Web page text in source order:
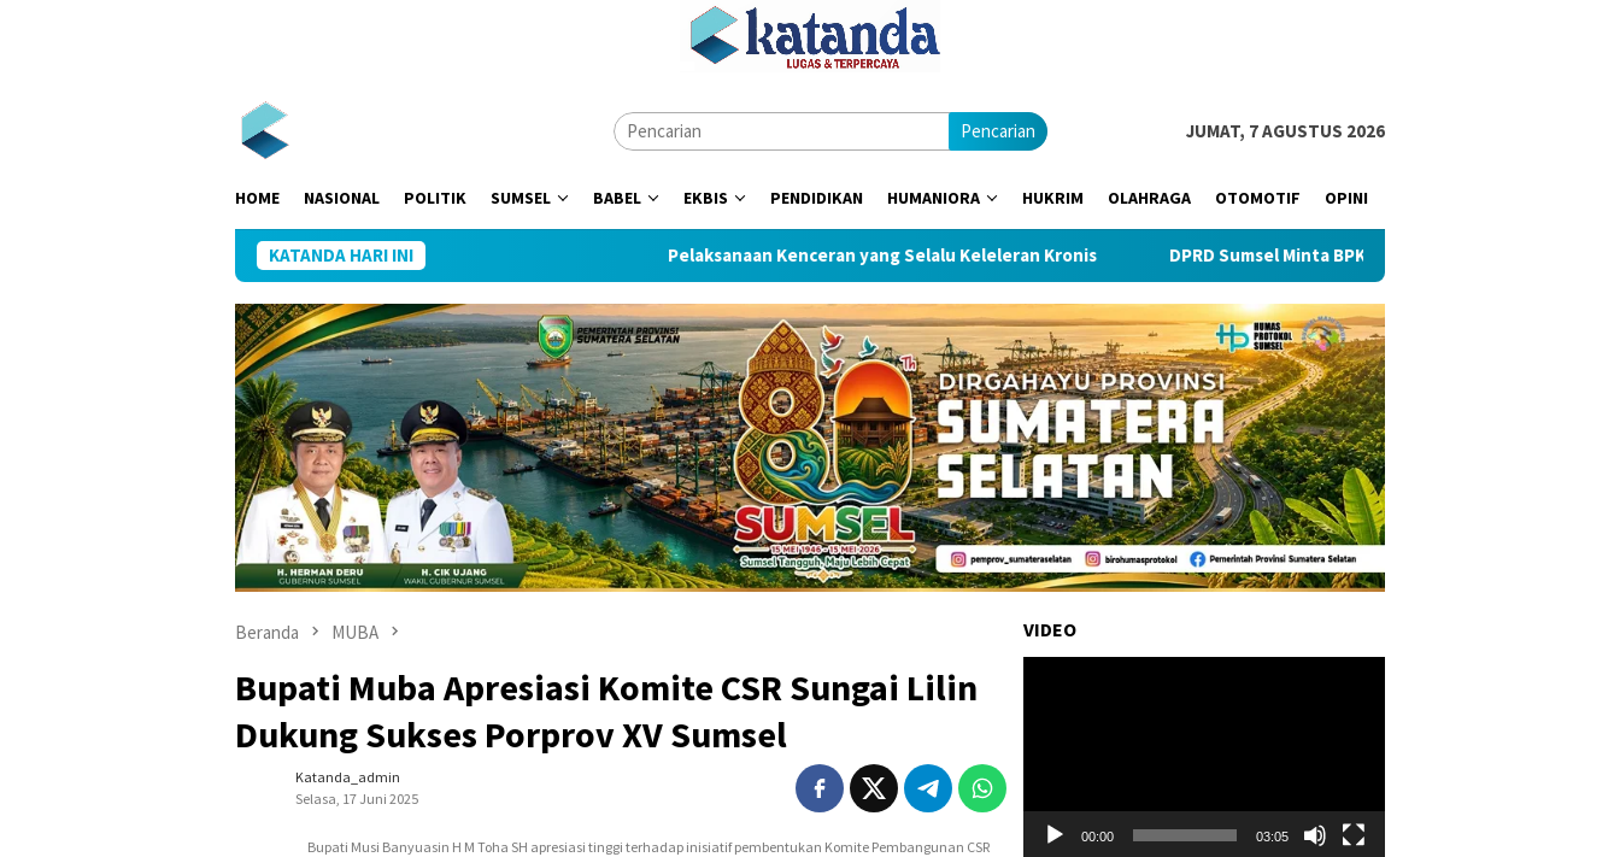
Pencarian JUMAT, 7 AGUSTUS 2026
HOME NASIONAL POLITIK SUMSEL BABEL EKBIS PENDIDIKAN HUMANIORA HUKRIM OLAHRAGA OTOMOTIF OPINI
KATANDA HARI INI Pelaksanaan Kenceran yang Selalu Keleleran Kronis DPRD Sumsel Minta BPKAD Jelaskan Konflik Kepemilikan Aset
Beranda MUBA
Bupati Muba Apresiasi Komite CSR Sungai Lilin
Dukung Sukses Porprov XV Sumsel
Katanda_admin
Selasa, 17 Juni 2025
Bupati Musi Banyuasin H M Toha SH apresiasi tinggi terhadap inisiatif pembentukan Komite Pembangunan CSR
VIDEO
00:00 03:05